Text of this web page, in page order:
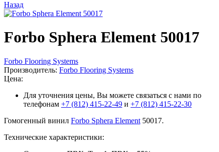
Назад
Forbo Sphera Element 50017
Forbo Flooring Systems
Производитель: Forbo Flooring Systems
Цена:
Для уточнения цены, Вы можете связаться с нами по
телефонам +7 (812) 415-22-49 и +7 (812) 415-22-30
Гомогенный винил Forbo Sphera Element 50017.
Технические характеристики: